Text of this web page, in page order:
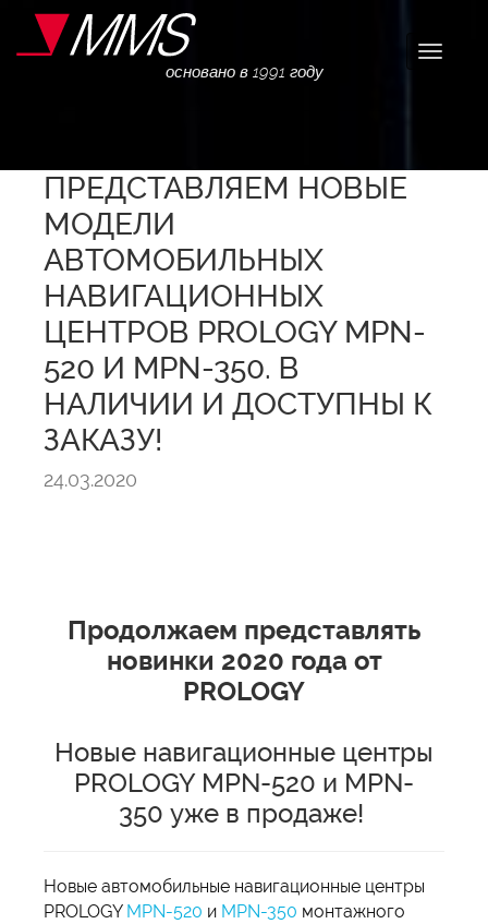
основано в 1991 году
ПРЕДСТАВЛЯЕМ НОВЫЕ
МОДЕЛИ
АВТОМОБИЛЬНЫХ
НАВИГАЦИОННЫХ
ЦЕНТРОВ PROLOGY MPN-
520 И MPN-350. В
НАЛИЧИИ И ДОСТУПНЫ К
ЗАКАЗУ!
24.03.2020
Продолжаем представлять
новинки 2020 года от
PROLOGY
Новые навигационные центры
PROLOGY MPN-520 и MPN-
350 уже в продаже!
Новые автомобильные навигационные центры
PROLOGY MPN-520 и MPN-350 монтажного